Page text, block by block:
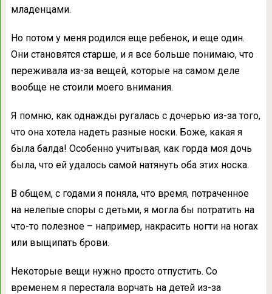
младенцами.
Но потом у меня родился еще ребенок, и еще один.
Они становятся старше, и я все больше понимаю, что
переживала из-за вещей, которые на самом деле
вообще не стоили моего внимания.
Я помню, как однажды ругалась с дочерью из-за того,
что она хотела надеть разные носки. Боже, какая я
была балда! Особенно учитывая, как горда моя дочь
была, что ей удалось самой натянуть оба этих носка.
В общем, с годами я поняла, что время, потраченное
на нелепые споры с детьми, я могла бы потратить на
что-то полезное – например, накрасить ногти на ногах
или выщипать брови.
Некоторые вещи нужно просто отпустить. Со
временем я перестала ворчать на детей из-за